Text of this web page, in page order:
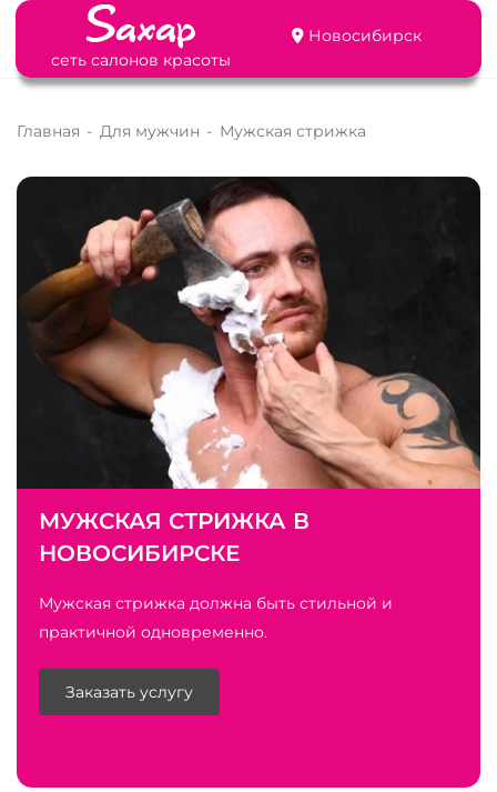
сеть салонов красоты
Новосибирск
Главная - Для мужчин - Мужская стрижка
МУЖСКАЯ СТРИЖКА В
НОВОСИБИРСКЕ
Мужская стрижка должна быть стильной и
практичной одновременно.
Заказать услугу